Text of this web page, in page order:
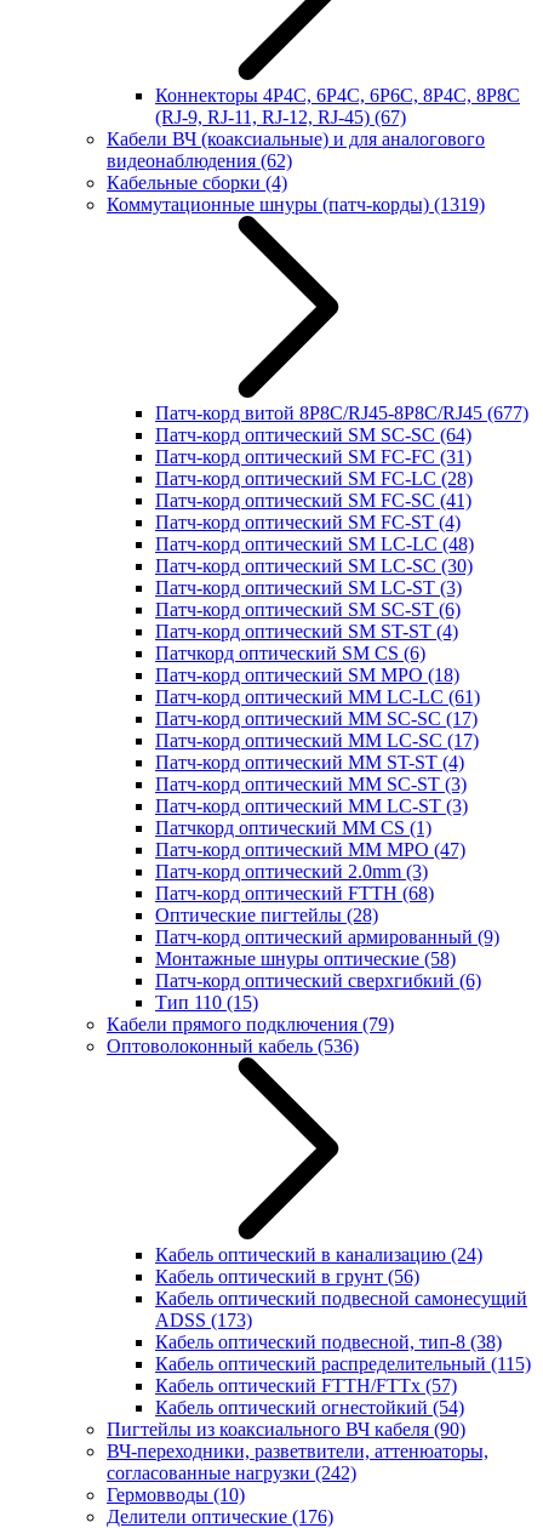
Коннекторы 4P4C, 6P4C, 6P6C, 8P4C, 8P8C
(RJ-9, RJ-11, RJ-12, RJ-45) (67)
Кабели ВЧ (коаксиальные) и для аналогового
видеонаблюдения (62)
Кабельные сборки (4)
Коммутационные шнуры (патч-корды) (1319)
Патч-корд витой 8P8C/RJ45-8P8C/RJ45 (677)
Патч-корд оптический SM SC-SC (64)
Патч-корд оптический SM FC-FC (31)
Патч-корд оптический SM FC-LC (28)
Патч-корд оптический SM FC-SC (41)
Патч-корд оптический SM FC-ST (4)
Патч-корд оптический SM LC-LC (48)
Патч-корд оптический SM LC-SC (30)
Патч-корд оптический SM LC-ST (3)
Патч-корд оптический SM SC-ST (6)
Патч-корд оптический SM ST-ST (4)
Патчкорд оптический SM CS (6)
Патч-корд оптический SM MPO (18)
Патч-корд оптический MM LC-LC (61)
Патч-корд оптический MM SC-SC (17)
Патч-корд оптический MM LC-SC (17)
Патч-корд оптический MM ST-ST (4)
Патч-корд оптический MM SC-ST (3)
Патч-корд оптический MM LC-ST (3)
Патчкорд оптический MM CS (1)
Патч-корд оптический MM MPO (47)
Патч-корд оптический 2.0mm (3)
Патч-корд оптический FTTH (68)
Оптические пигтейлы (28)
Патч-корд оптический армированный (9)
Монтажные шнуры оптические (58)
Патч-корд оптический сверхгибкий (6)
Тип 110 (15)
Кабели прямого подключения (79)
Оптоволоконный кабель (536)
Кабель оптический в канализацию (24)
Кабель оптический в грунт (56)
Кабель оптический подвесной самонесущий
ADSS (173)
Кабель оптический подвесной, тип-8 (38)
Кабель оптический распределительный (115)
Кабель оптический FTTH/FTTx (57)
Кабель оптический огнестойкий (54)
Пигтейлы из коаксиального ВЧ кабеля (90)
ВЧ-переходники, разветвители, аттенюаторы,
согласованные нагрузки (242)
Гермовводы (10)
Делители оптические (176)